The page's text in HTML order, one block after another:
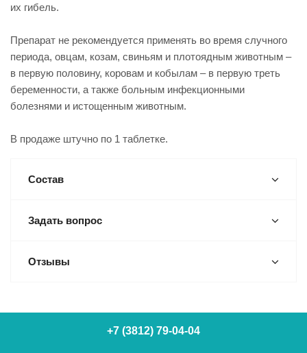
их гибель.
Препарат не рекомендуется применять во время случного
периода, овцам, козам, свиньям и плотоядным животным –
в первую половину, коровам и кобылам – в первую треть
беременности, а также больным инфекционными
болезнями и истощенным животным.
В продаже штучно по 1 таблетке.
Состав
Задать вопрос
Отзывы
+7 (3812) 79-04-04